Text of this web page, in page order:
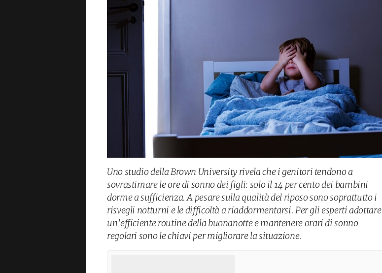
Uno studio della Brown University rivela che i genitori tendono a
sovrastimare le ore di sonno dei figli: solo il 14 per cento dei bambini
dorme a sufficienza. A pesare sulla qualità del riposo sono soprattutto i
risvegli notturni e le difficoltà a riaddormentarsi. Per gli esperti adottare
un’efficiente routine della buonanotte e mantenere orari di sonno
regolari sono le chiavi per migliorare la situazione.